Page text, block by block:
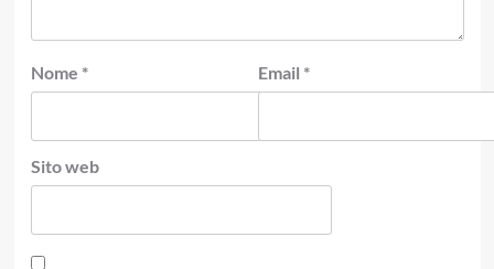
Nome * Email *
Sito web